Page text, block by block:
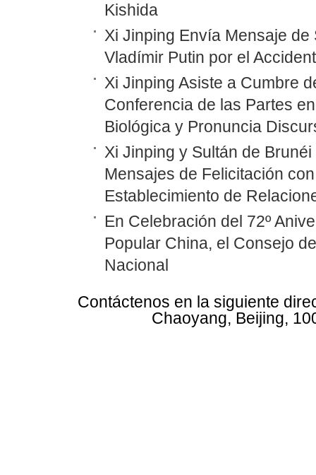
Kishida
Xi Jinping Envía Mensaje
Vladímir Putin por el
Xi Jinping Asiste a Cumbre
Conferencia de las Partes
Biológica y Pronuncia
Xi Jinping y Sultán de
Mensajes de Felicitación
Establecimiento de
En Celebración del 72º
Popular China, el Consejo
Nacional
Contáctenos en la siguiente
Chaoyang, Beijing,